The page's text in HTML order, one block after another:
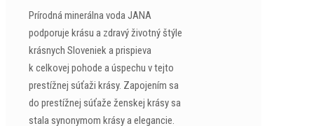
Prírodná minerálna voda JANA
podporuje krásu a zdravý životný štýle
krásnych Sloveniek a prispieva
k celkovej pohode a úspechu v tejto
prestížnej súťaži krásy. Zapojením sa
do prestížnej súťaže ženskej krásy sa
stala synonymom krásy a elegancie.